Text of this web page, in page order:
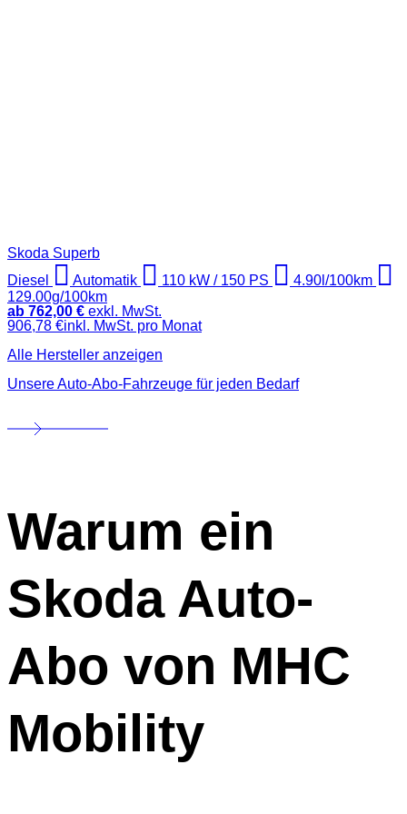
Skoda Superb
Diesel
Automatik 110 kW / 150 PS
4.90l/100km
129.00g/100km
ab 762,00 € exkl. MwSt.
906,78 €inkl. MwSt. pro Monat
Alle Hersteller anzeigen
Unsere Auto-Abo-Fahrzeuge für jeden Bedarf
Warum ein
Skoda Auto-
Abo von MHC
Mobility